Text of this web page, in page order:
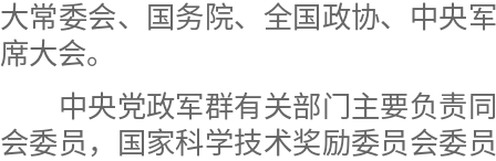
大常委会、国务院、全国政协、中央
席大会。
中央党政军群有关部门主要负责同
会委员，国家科学技术奖励委员会委